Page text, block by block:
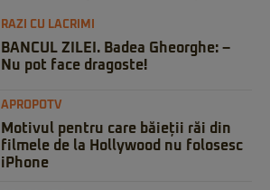
RAZI CU LACRIMI
BANCUL ZILEI. Badea Gheorghe: –
Nu pot face dragoste!
APROPOTV
Motivul pentru care băieții răi din
filmele de la Hollywood nu folosesc
iPhone